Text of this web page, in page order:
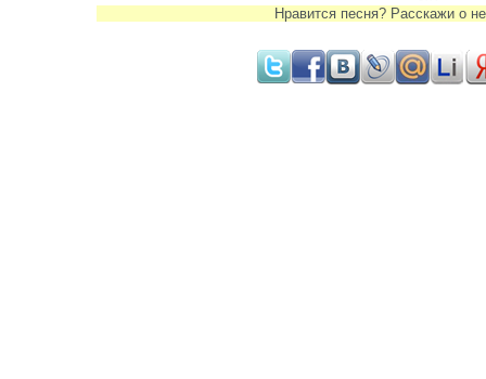
Нравится песня? Расскажи о